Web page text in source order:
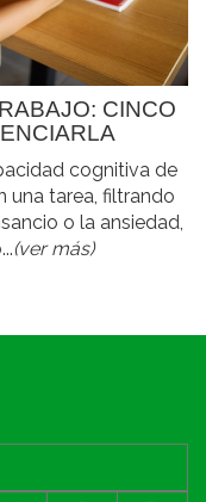
CINCO
cognitiva de
una tarea, filtrando
o la ansiedad,
(ver más)